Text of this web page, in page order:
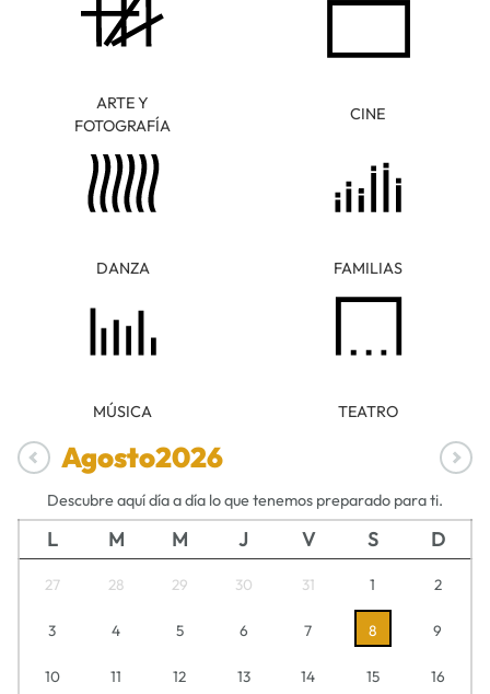
ARTE Y
FOTOGRAFÍA
CINE
DANZA FAMILIAS
MÚSICA TEATRO
Agosto2026
Descubre aquí día a día lo que tenemos preparado para ti.
L M M J V S D
27 28 29 30 31 1 2
3 4 5 6 7 8 9
10 11 12 13 14 15 16